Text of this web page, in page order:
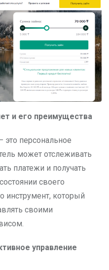
и его преимущества
это персональное
может отслеживать
платежи и получать
своего
инструмент, который
своими
управление